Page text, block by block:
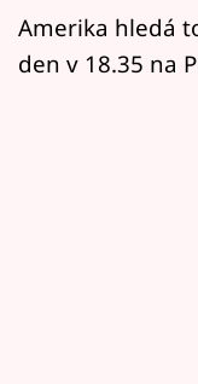
Mámy sobě
Amerika hledá
den v 18.35 na